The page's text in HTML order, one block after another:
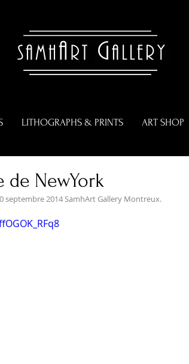
LITHOGRAPHS & PRINTS ART SHOP
NewYork
septembre 2014 SamhArt Gallery Montreux.